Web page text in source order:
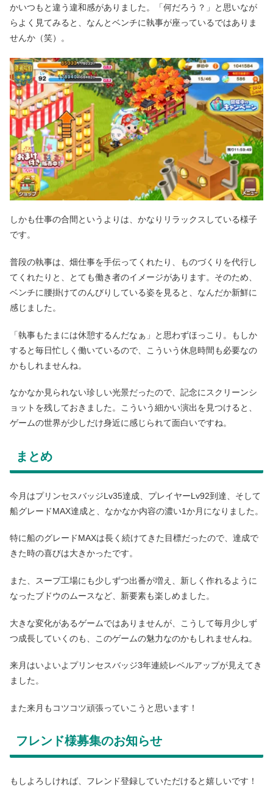
かいつもと違う違和感がありました。「何だろう？」と思いなが
らよく見てみると、なんとベンチに執事が座っているではありま
せんか（笑）。
しかも仕事の合間というよりは、かなりリラックスしている様子
です。
普段の執事は、畑仕事を手伝ってくれたり、ものづくりを代行し
てくれたりと、とても働き者のイメージがあります。そのため、
ベンチに腰掛けてのんびりしている姿を見ると、なんだか新鮮に
感じました。
「執事もたまには休憩するんだなぁ」と思わずほっこり。もしか
すると毎日忙しく働いているので、こういう休息時間も必要なの
かもしれませんね。
なかなか見られない珍しい光景だったので、記念にスクリーンシ
ョットを残しておきました。こういう細かい演出を見つけると、
ゲームの世界が少しだけ身近に感じられて面白いですね。
まとめ
今月はプリンセスバッジLv35達成、プレイヤーLv92到達、そして
船グレードMAX達成と、なかなか内容の濃い1か月になりました。
特に船のグレードMAXは長く続けてきた目標だったので、達成で
きた時の喜びは大きかったです。
また、スープ工場にも少しずつ出番が増え、新しく作れるように
なったブドウのムースなど、新要素も楽しめました。
大きな変化があるゲームではありませんが、こうして毎月少しず
つ成長していくのも、このゲームの魅力なのかもしれませんね。
来月はいよいよプリンセスバッジ3年連続レベルアップが見えてき
ました。
また来月もコツコツ頑張っていこうと思います！
フレンド様募集のお知らせ
もしよろしければ、フレンド登録していただけると嬉しいです！